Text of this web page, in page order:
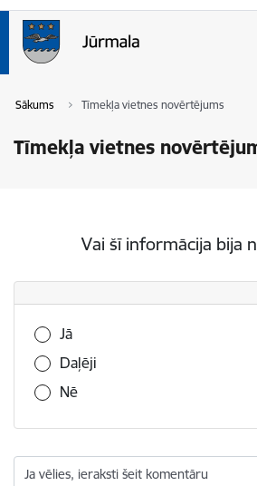
Sākums Tīmekļa vietnes novērtējums
Tīmekļa vietnes
Vai šī informācija bija
Vai šī informācija bija noderīga?
Jā
Daļēji
Nē
Ja vēlies, ieraksti šeit komentāru